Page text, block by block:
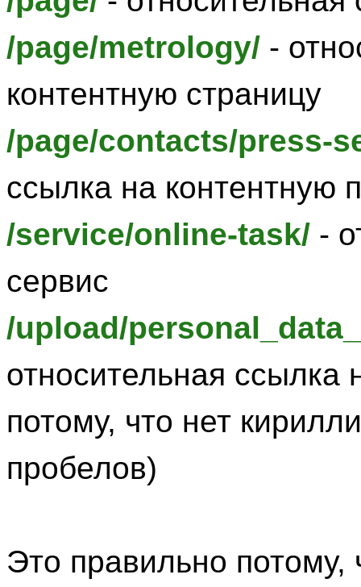
/page/metrology/ -
контентную страницу
/page/contacts/press-
ссылка на контентную
/service/online-task/ -
сервис
/upload/
относительная ссылка
потому, что нет
пробелов)
Это правильно потому,